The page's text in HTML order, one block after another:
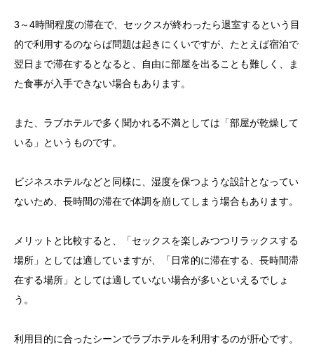
3～4時間程度の滞在で、セックスが終わったら退室するという目
的で利用するのならば問題は起きにくいですが、たとえば宿泊で
翌日まで滞在するとなると、自由に部屋を出ることも難しく、ま
た食事が入手できない場合もあります。
また、ラブホテルで多く聞かれる不満としては「部屋が乾燥して
いる」というものです。
ビジネスホテルなどと同様に、湿度を保つような設計となってい
ないため、長時間の滞在で体調を崩してしまう場合もあります。
メリットと比較すると、「セックスを楽しみつつリラックスする
場所」としては適していますが、「日常的に滞在する、長時間滞
在する場所」としては適していない場合が多いといえるでしょ
う。
利用目的に合ったシーンでラブホテルを利用するのが肝心です。